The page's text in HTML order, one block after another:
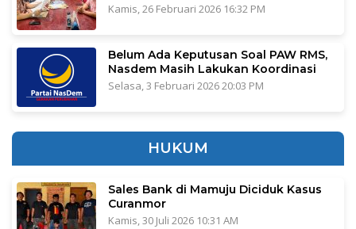
Kamis, 26 Februari 2026 16:32 PM
Belum Ada Keputusan Soal PAW RMS,
Nasdem Masih Lakukan Koordinasi
Selasa, 3 Februari 2026 20:03 PM
HUKUM
Sales Bank di Mamuju Diciduk Kasus
Curanmor
Kamis, 30 Juli 2026 10:31 AM